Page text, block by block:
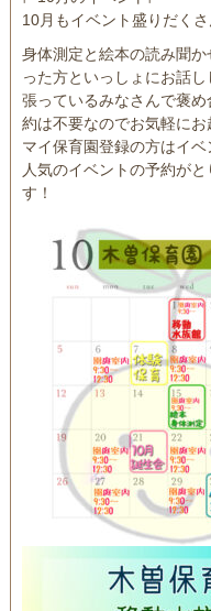
10月もイベント盛りだくさ
身体測定と絵本の読み聞
った方といっしょにお話
張っているみなさんで褒
約は不要なのでお気軽にお
マイ保育園登録の方はイ
人気のイベントの予約が
す！